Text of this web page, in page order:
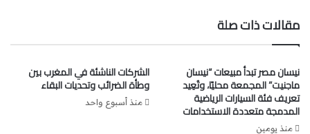
بالمقابل، سجلت أقوى الارتفاعات من طرف “الشركة
السعادة” (+2,76 في المائة / 32 درهما)، و”الشركة المعدنية
إميطير” (+1,87 في المائة / 5.450 درهما)، و”طوطال إنيرجي
التسويق بالمغرب” (+1,53 في المائة / 1.655 درهما)، و”فيسين”
(+1,37 في المائة / 444 درهما).
مقالات ذات صلة
نيسان مصر تبدأ مبيعات “نيسان
ماجنيت” المجمعة محليًا، وتُعِيد
تعريف فئة السيارات الرياضية
المدمجة متعددة الاستخدامات
منذ يومين
الشركات الناشئة في المغرب بين
وطأة الضرائب وتحديات البقاء
منذ أسبوع واحد